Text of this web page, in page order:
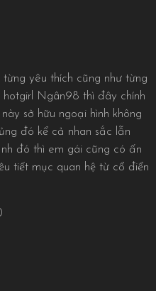
yêu thích cũng như từng
Ngân98 thì đây chính
sở hữu ngoại hình không
đó kể cả nhan sắc lẫn
đó thì em gái cũng có ấn
tiết mục quan hệ từ cổ điển